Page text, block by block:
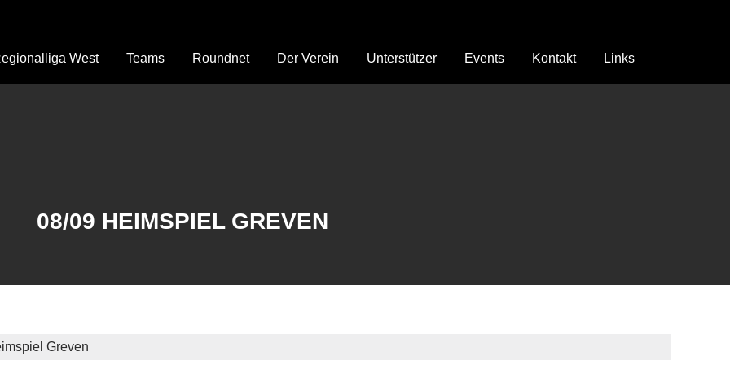
West Teams Roundnet Der Verein Unterstützer Events Kontakt Links
08/09 HEIMSPIEL GREVEN
Greven